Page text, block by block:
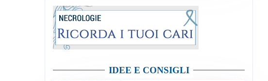
IDEE E CONSIGLI